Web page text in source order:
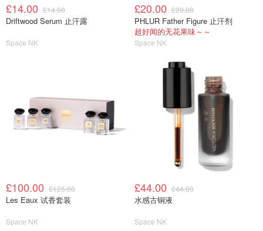
£14.00 £14.00
Driftwood Serum 止汗露
Space NK
£20.00 £20.00
PHLUR Father Figure 止汗剂
超好闻的无花果味～～
Space NK
£100.00 £125.00
Les Eaux 试香套装
Space NK
£44.00 £44.00
水感古铜液
Space NK